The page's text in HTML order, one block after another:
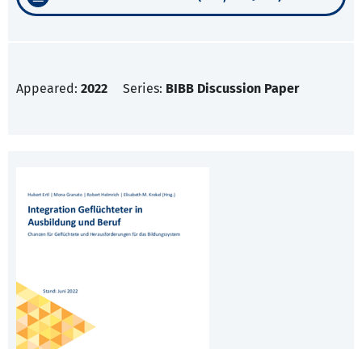
Appeared: 2022 Series: BIBB Discussion Paper